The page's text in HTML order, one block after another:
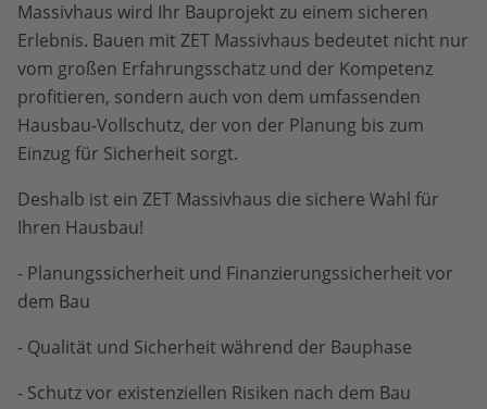
Massivhaus wird Ihr Bauprojekt zu einem sicheren
Erlebnis. Bauen mit ZET Massivhaus bedeutet nicht nur
vom großen Erfahrungsschatz und der Kompetenz
profitieren, sondern auch von dem umfassenden
Hausbau-Vollschutz, der von der Planung bis zum
Einzug für Sicherheit sorgt.
Deshalb ist ein ZET Massivhaus die sichere Wahl für
Ihren Hausbau!
- Planungssicherheit und Finanzierungssicherheit vor
dem Bau
- Qualität und Sicherheit während der Bauphase
- Schutz vor existenziellen Risiken nach dem Bau